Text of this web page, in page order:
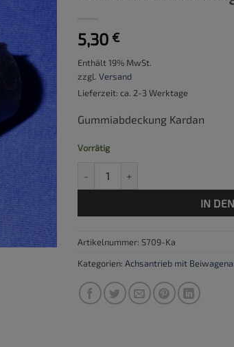
5,30 €
Enthält 19% MwSt.
zzgl. Versand
Lieferzeit: ca. 2-3 Werktage
Gummiabdeckung Kardan
Vorrätig
IN
Artikelnummer: S709-Ka
Kategorien: Achsantrieb mit